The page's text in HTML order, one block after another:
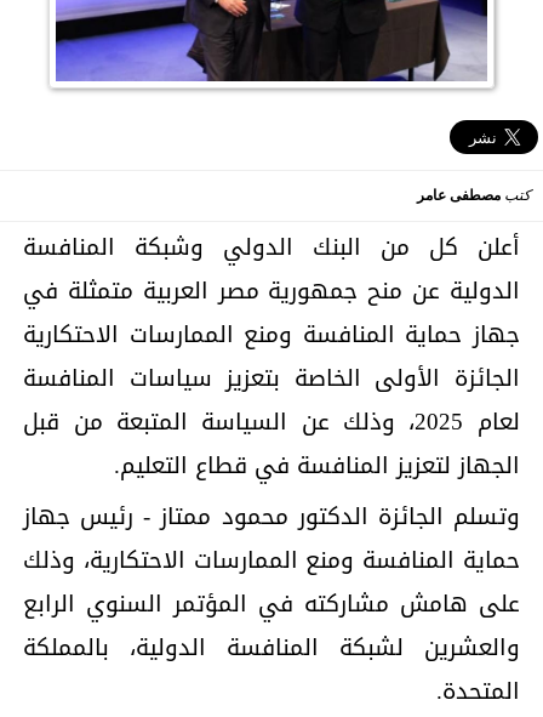
كتب مصطفى عامر
أعلن كل من البنك الدولي وشبكة المنافسة
الدولية عن منح جمهورية مصر العربية متمثلة في
جهاز حماية المنافسة ومنع الممارسات الاحتكارية
الجائزة الأولى الخاصة بتعزيز سياسات المنافسة
لعام 2025، وذلك عن السياسة المتبعة من قبل
الجهاز لتعزيز المنافسة في قطاع التعليم.
وتسلم الجائزة الدكتور محمود ممتاز - رئيس جهاز
حماية المنافسة ومنع الممارسات الاحتكارية، وذلك
على هامش مشاركته في المؤتمر السنوي الرابع
والعشرين لشبكة المنافسة الدولية، بالمملكة
المتحدة.